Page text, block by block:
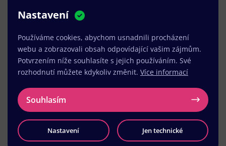
Načíst další
Nastavení
Používáme cookies, abychom usnadnili procházení
webu a zobrazovali obsah odpovídající vašim zájmům.
Potvrzením níže souhlasíte s jejich používáním. Své
rozhodnutí můžete kdykoliv změnit. Více informací
Souhlasím
Nastavení Jen technické